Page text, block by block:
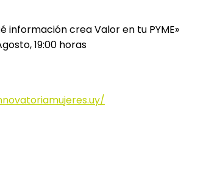
información crea Valor en tu PYME»
19:00 horas